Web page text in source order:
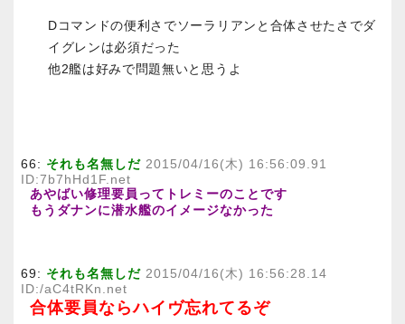
Dコマンドの便利さでソーラリアンと合体させたさでダ
イグレンは必須だった
他2艦は好みで問題無いと思うよ
66: それも名無しだ 2015/04/16(木) 16:56:09.91
ID:7b7hHd1F.net
あやばい修理要員ってトレミーのことです
もうダナンに潜水艦のイメージなかった
69: それも名無しだ 2015/04/16(木) 16:56:28.14
ID:/aC4tRKn.net
合体要員ならハイヴ忘れてるぞ